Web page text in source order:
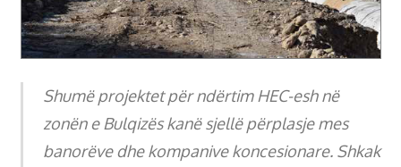
Shumë projektet për ndërtim HEC-esh në
zonën e Bulqizës kanë sjellë përplasje mes
banorëve dhe kompanive koncesionare. Shkak